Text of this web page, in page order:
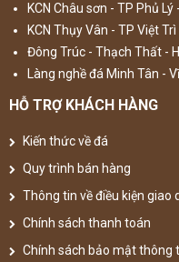
KCN Châu sơn - TP Phủ Lý
KCN Thụy Vân - TP Việt
Đông Trúc - Thạch Thất -
Làng nghề đá Minh Tân -
HỖ TRỢ KHÁCH HÀNG
Kiến thức về đá
Quy trình bán hàng
Thông tin về điều kiện giao
Chính sách thanh toán
Chính sách bảo mật thông